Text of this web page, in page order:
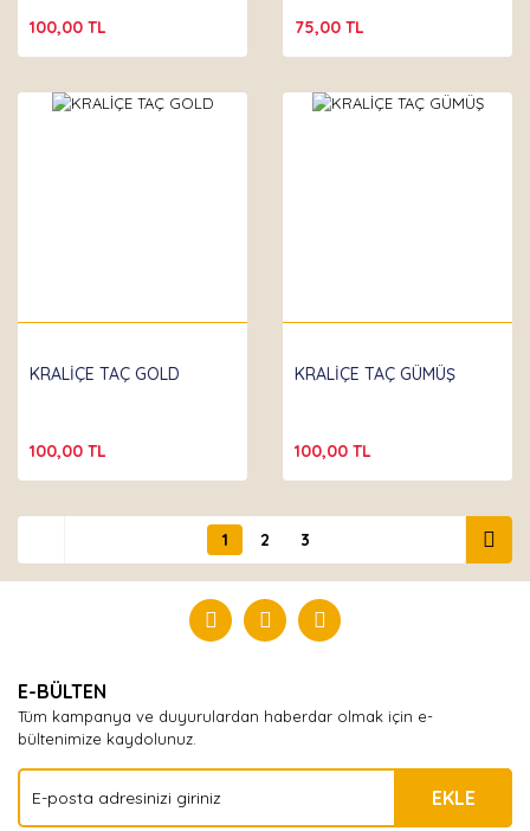
100,00 TL 75,00 TL
KRALİÇE TAÇ GOLD
100,00 TL
KRALİÇE TAÇ GÜMÜŞ
100,00 TL
1 2 3
E-BÜLTEN
Tüm kampanya ve duyurulardan haberdar olmak için e-
bültenimize kaydolunuz.
EKLE